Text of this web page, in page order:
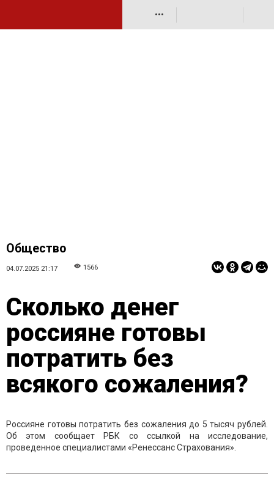
•••
Общество
04.07.2025 21:17 1566
Сколько денег
россияне готовы
потратить без
всякого сожаления?
Россияне готовы потратить без сожаления до 5 тысяч рублей.
Об этом сообщает РБК со ссылкой на исследование,
проведенное специалистами «Ренессанс Страхования».